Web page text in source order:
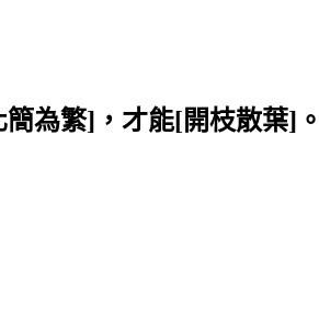
為繁]，才能[開枝散葉]